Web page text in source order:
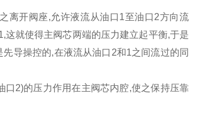
离开阀座,允许液流从油口1至油口2方向流
就使得主阀芯两端的压力建立起平衡,于是
导操控的,在液流从油口2和1之间流过的同
2)的压力作用在主阀芯内腔,使之保持压靠